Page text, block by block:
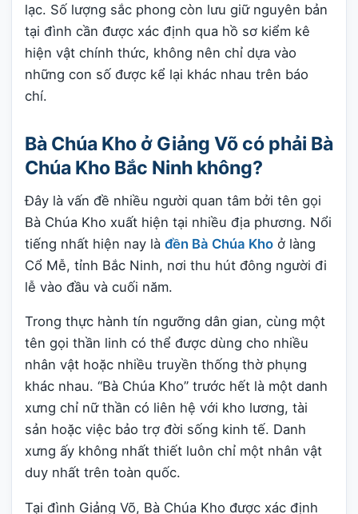
lạc. Số lượng sắc phong còn lưu giữ nguyên bản
tại đình cần được xác định qua hồ sơ kiểm kê
hiện vật chính thức, không nên chỉ dựa vào
những con số được kể lại khác nhau trên báo
chí.
Bà Chúa Kho ở Giảng Võ có phải Bà
Chúa Kho Bắc Ninh không?
Đây là vấn đề nhiều người quan tâm bởi tên gọi
Bà Chúa Kho xuất hiện tại nhiều địa phương. Nổi
tiếng nhất hiện nay là đền Bà Chúa Kho ở làng
Cổ Mễ, tỉnh Bắc Ninh, nơi thu hút đông người đi
lễ vào đầu và cuối năm.
Trong thực hành tín ngưỡng dân gian, cùng một
tên gọi thần linh có thể được dùng cho nhiều
nhân vật hoặc nhiều truyền thống thờ phụng
khác nhau. “Bà Chúa Kho” trước hết là một danh
xưng chỉ nữ thần có liên hệ với kho lương, tài
sản hoặc việc bảo trợ đời sống kinh tế. Danh
xưng ấy không nhất thiết luôn chỉ một nhân vật
duy nhất trên toàn quốc.
Tại đình Giảng Võ, Bà Chúa Kho được xác định